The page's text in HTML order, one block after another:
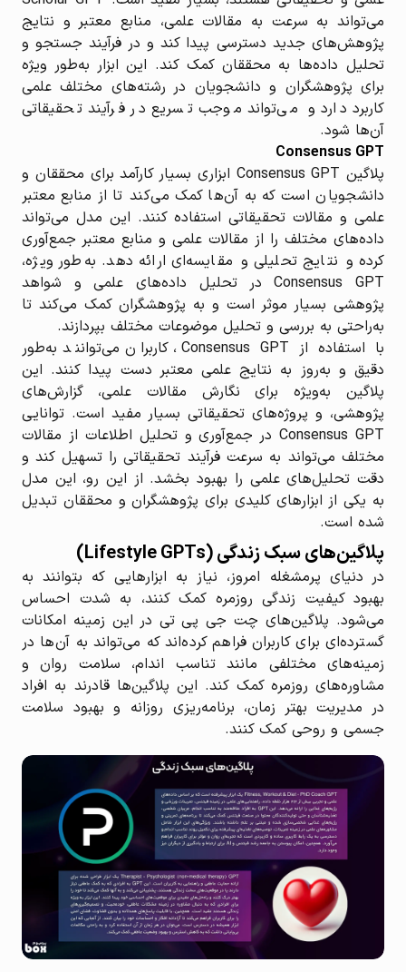
می‌تواند به سرعت به مقالات علمی، منابع معتبر و نتایج
پژوهش‌های جدید دسترسی پیدا کند و در فرآیند جستجو و
تحلیل داده‌ها به محققان کمک کند. این ابزار به‌طور ویژه
برای پژوهشگران و دانشجویان در رشته‌های مختلف علمی
کاربرد دارد و می‌تواند موجب تسریع در فرآیند تحقیقاتی
آن‌ها شود.
Consensus GPT
پلاگین Consensus GPT ابزاری بسیار کارآمد برای محققان و
دانشجویان است که به آن‌ها کمک می‌کند تا از منابع معتبر
علمی و مقالات تحقیقاتی استفاده کنند. این مدل می‌تواند
داده‌های مختلف را از مقالات علمی و منابع معتبر جمع‌آوری
کرده و نتایج تحلیلی و مقایسه‌ای ارائه دهد. به‌طور ویژه،
Consensus GPT در تحلیل داده‌های علمی و شواهد
پژوهشی بسیار موثر است و به پژوهشگران کمک می‌کند تا
به‌راحتی به بررسی و تحلیل موضوعات مختلف بپردازند.
با استفاده از Consensus GPT، کاربران می‌توانند به‌طور
دقیق و به‌روز به نتایج علمی معتبر دست پیدا کنند. این
پلاگین به‌ویژه برای نگارش مقالات علمی، گزارش‌های
پژوهشی، و پروژه‌های تحقیقاتی بسیار مفید است. توانایی
Consensus GPT در جمع‌آوری و تحلیل اطلاعات از مقالات
مختلف می‌تواند به سرعت فرآیند تحقیقاتی را تسهیل کند و
دقت تحلیل‌های علمی را بهبود بخشد. از این رو، این مدل
به یکی از ابزارهای کلیدی برای پژوهشگران و محققان تبدیل
شده است.
پلاگین‌های سبک زندگی (Lifestyle GPTs)
در دنیای پرمشغله امروز، نیاز به ابزارهایی که بتوانند به
بهبود کیفیت زندگی روزمره کمک کنند، به شدت احساس
می‌شود. پلاگین‌های چت جی پی تی در این زمینه امکانات
گسترده‌ای برای کاربران فراهم کرده‌اند که می‌تواند به آن‌ها در
زمینه‌های مختلفی مانند تناسب اندام، سلامت روان و
مشاوره‌های روزمره کمک کند. این پلاگین‌ها قادرند به افراد
در مدیریت بهتر زمان، برنامه‌ریزی روزانه و بهبود سلامت
جسمی و روحی کمک کنند.